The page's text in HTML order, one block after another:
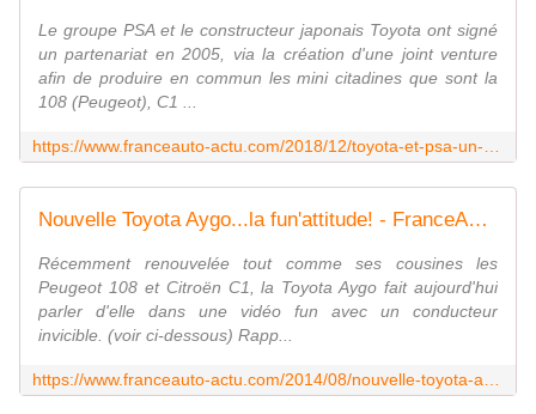
Le groupe PSA et le constructeur japonais Toyota ont signé
un partenariat en 2005, via la création d'une joint venture
afin de produire en commun les mini citadines que sont la
108 (Peugeot), C1 ...
Nouvelle Toyota Aygo...la fun'attitude! - FranceAuto-actu - actualité automobile régionale et internationale
Récemment renouvelée tout comme ses cousines les
Peugeot 108 et Citroën C1, la Toyota Aygo fait aujourd'hui
parler d'elle dans une vidéo fun avec un conducteur
invicible. (voir ci-dessous) Rapp...